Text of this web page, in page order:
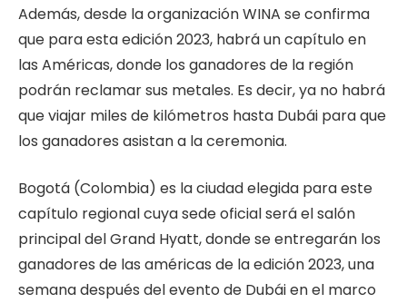
Además, desde la organización WINA se confirma
que para esta edición 2023, habrá un capítulo en
las Américas, donde los ganadores de la región
podrán reclamar sus metales. Es decir, ya no habrá
que viajar miles de kilómetros hasta Dubái para que
los ganadores asistan a la ceremonia.
Bogotá (Colombia) es la ciudad elegida para este
capítulo regional cuya sede oficial será el salón
principal del Grand Hyatt, donde se entregarán los
ganadores de las américas de la edición 2023, una
semana después del evento de Dubái en el marco